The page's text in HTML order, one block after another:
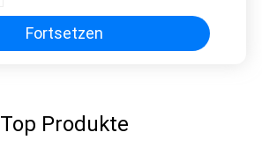
Fortsetzen
Top Produkte